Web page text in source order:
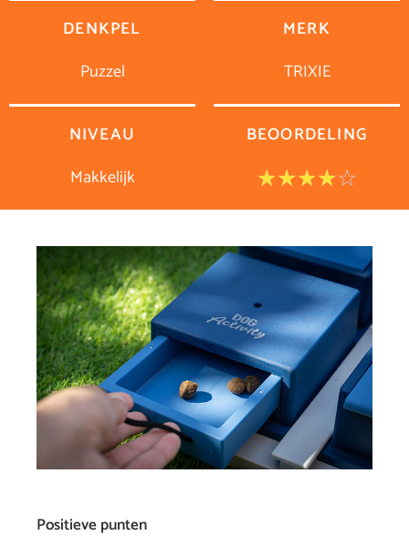
DENKPEL
Puzzel
MERK
TRIXIE
NIVEAU
Makkelijk
BEOORDELING
☆☆☆☆☆
4
5
Positieve punten